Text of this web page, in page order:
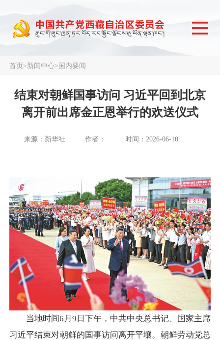
首页>新闻中心>国内要闻
结束对朝鲜国事访问 习近平回到北京
离开前出席金正恩举行的欢送仪式
来源：新华社 作者： 时间：2026-06-10
当地时间6月9日下午，中共中央总书记、国家主席
习近平结束对朝鲜的国事访问离开平壤。朝鲜劳动党总